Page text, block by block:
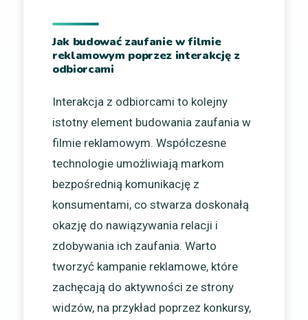
Jak budować zaufanie w filmie
reklamowym poprzez interakcję z
odbiorcami
Interakcja z odbiorcami to kolejny
istotny element budowania zaufania w
filmie reklamowym. Współczesne
technologie umożliwiają markom
bezpośrednią komunikację z
konsumentami, co stwarza doskonałą
okazję do nawiązywania relacji i
zdobywania ich zaufania. Warto
tworzyć kampanie reklamowe, które
zachęcają do aktywności ze strony
widzów, na przykład poprzez konkursy,